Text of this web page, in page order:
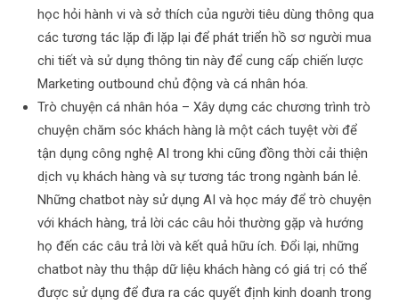
học hỏi hành vi và sở thích của người tiêu dùng thông qua
các tương tác lặp đi lặp lại để phát triển hồ sơ người mua
chi tiết và sử dụng thông tin này để cung cấp chiến lược
Marketing outbound chủ động và cá nhân hóa.
Trò chuyện cá nhân hóa – Xây dựng các chương trình trò
chuyện chăm sóc khách hàng là một cách tuyệt vời để
tận dụng công nghệ AI trong khi cũng đồng thời cải thiện
dịch vụ khách hàng và sự tương tác trong ngành bán lẻ.
Những chatbot này sử dụng AI và học máy để trò chuyện
với khách hàng, trả lời các câu hỏi thường gặp và hướng
họ đến các câu trả lời và kết quả hữu ích. Đổi lại, những
chatbot này thu thập dữ liệu khách hàng có giá trị có thể
được sử dụng để đưa ra các quyết định kinh doanh trong